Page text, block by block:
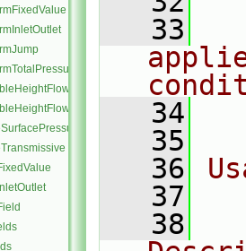
   33
   34
   35
   36
   37
   38